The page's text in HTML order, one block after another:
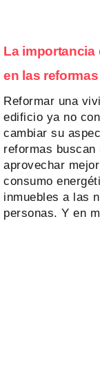
La importancia
en las
Reformar una
edificio ya no
cambiar su
reformas buscan
aprovechar
consumo
inmuebles a las
personas. Y en